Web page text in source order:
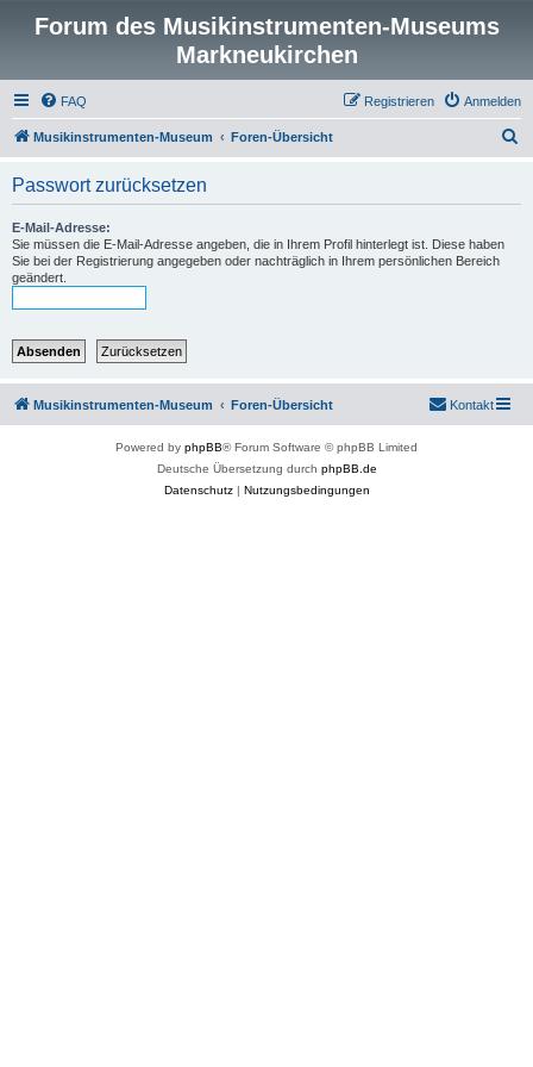
Forum des Musikinstrumenten-Museums
Markneukirchen
FAQ Anmelden
Registrieren
Musikinstrumenten-Museum Foren-Übersicht
Passwort zurücksetzen
E-Mail-Adresse:
Sie müssen die E-Mail-Adresse angeben, die in Ihrem Profil hinterlegt ist. Diese haben
Sie bei der Registrierung angegeben oder nachträglich in Ihrem persönlichen Bereich
geändert.
Musikinstrumenten-Museum Foren-Übersicht Kontakt
Powered by phpBB® Forum Software © phpBB Limited
Deutsche Übersetzung durch phpBB.de
Datenschutz| Nutzungsbedingungen